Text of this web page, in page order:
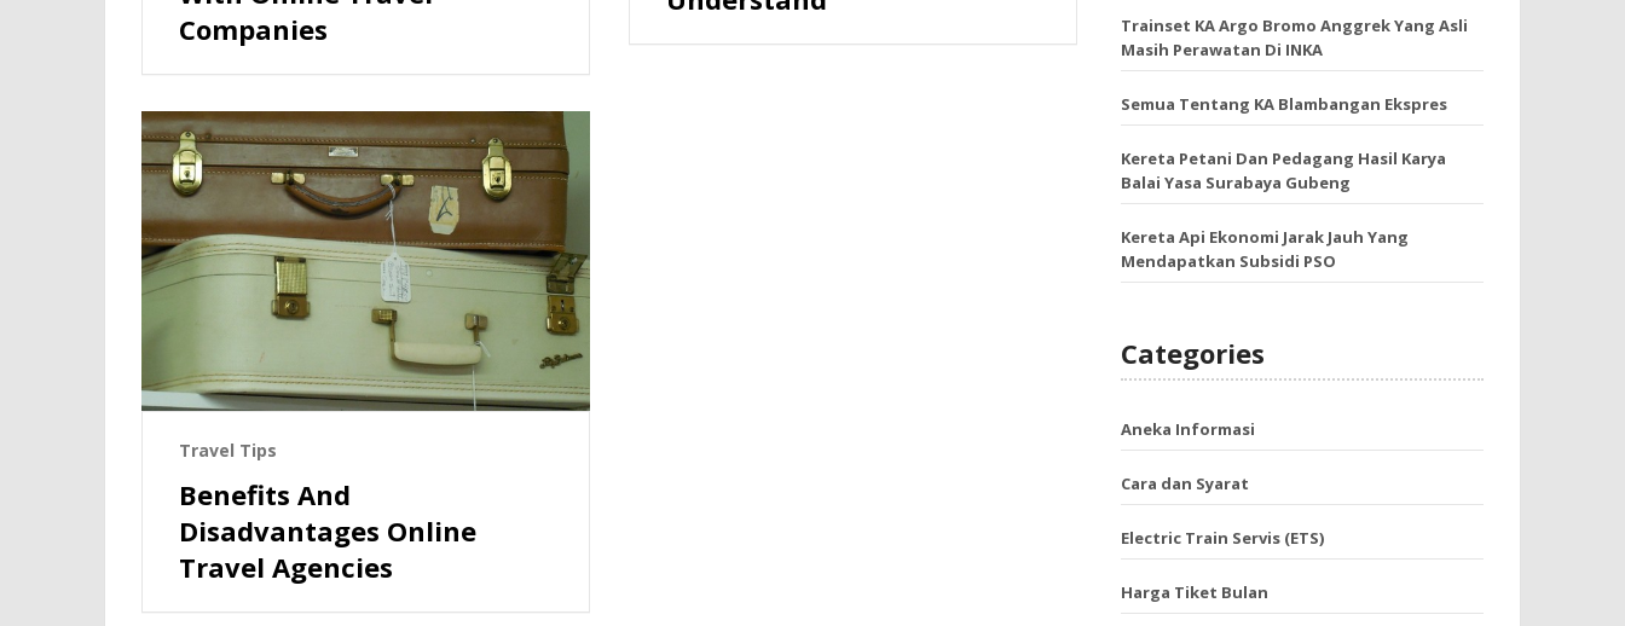
Companies
Travel Tips
Benefits And
Disadvantages Online
Travel Agencies
Trainset KA Argo Bromo Anggrek Yang Asli
Masih Perawatan Di INKA
Semua Tentang KA Blambangan Ekspres
Kereta Petani Dan Pedagang Hasil Karya
Balai Yasa Surabaya Gubeng
Kereta Api Ekonomi Jarak Jauh Yang
Mendapatkan Subsidi PSO
Categories
Aneka Informasi
Cara dan Syarat
Electric Train Servis (ETS)
Harga Tiket Bulan